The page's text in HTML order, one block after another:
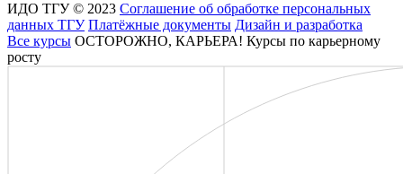
ИДО ТГУ © 2023 Соглашение об обработке персональных
данных ТГУ Платёжные документы Дизайн и разработка
Все курсы ОСТОРОЖНО, КАРЬЕРА! Курсы по карьерному
росту